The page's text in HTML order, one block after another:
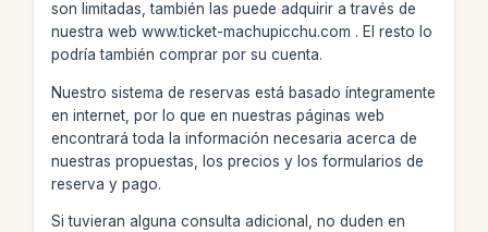
son limitadas, también las puede adquirir a través de
nuestra web www.ticket-machupicchu.com . El resto lo
podría también comprar por su cuenta.
Nuestro sistema de reservas está basado íntegramente
en internet, por lo que en nuestras páginas web
encontrará toda la información necesaria acerca de
nuestras propuestas, los precios y los formularios de
reserva y pago.
Si tuvieran alguna consulta adicional, no duden en